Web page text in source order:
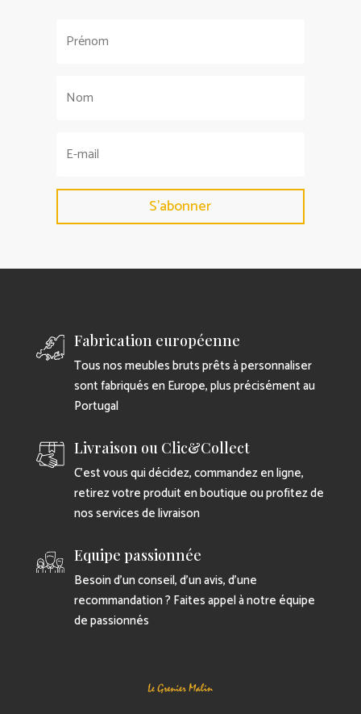
S'abonner
Fabrication européenne
Tous nos meubles bruts prêts à personnaliser
sont fabriqués en Europe, plus précisément au
Portugal
Livraison ou Clic&Collect
C’est vous qui décidez, commandez en ligne,
retirez votre produit en boutique ou profitez de
nos services de livraison
Equipe passionnée
Besoin d’un conseil, d’un avis, d’une
recommandation ? Faites appel à notre équipe
de passionnés